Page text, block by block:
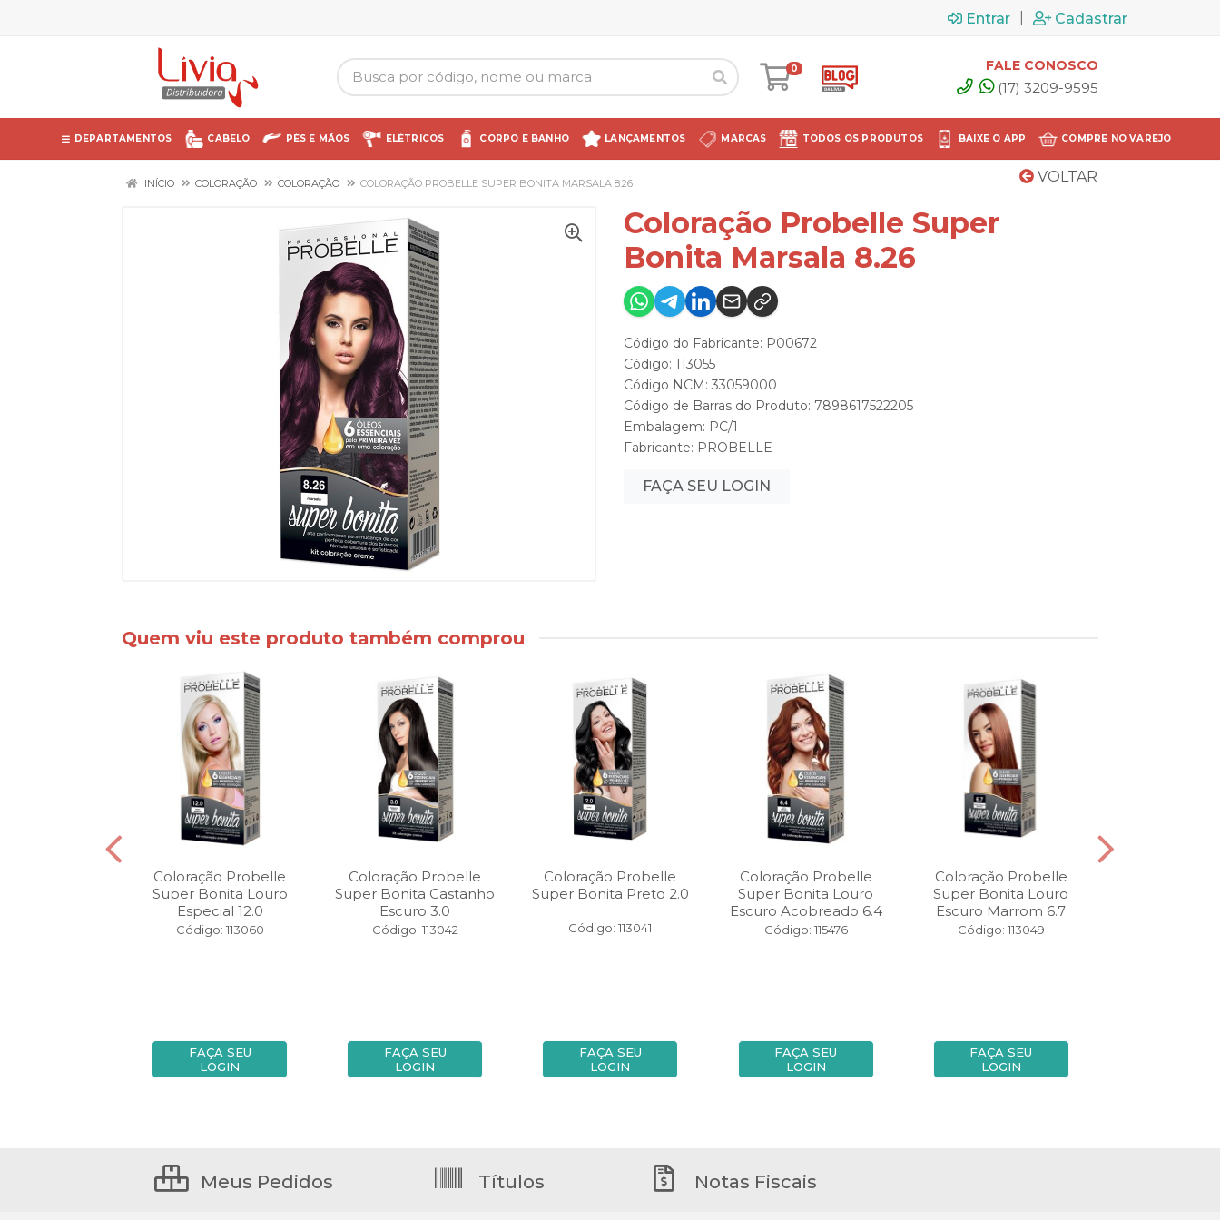
Entrar Cadastrar
0 FALE CONOSCO
(17) 3209-9595
DEPARTAMENTOS CABELO PÉS E MÃOS ELÉTRICOS CORPO E BANHO LANÇAMENTOS MARCAS TODOS OS PRODUTOS BAIXE O APP COMPRE NO VAREJO
VOLTAR
INÍCIO COLORAÇÃO COLORAÇÃO COLORAÇÃO PROBELLE SUPER BONITA MARSALA 8.26
Coloração Probelle Super
Bonita Marsala 8.26
Código do Fabricante: P00672
Código: 113055
Código NCM: 33059000
Código de Barras do Produto: 7898617522205
Embalagem: PC/1
Fabricante: PROBELLE
FAÇA SEU LOGIN
Quem viu este produto também comprou
Coloração Probelle
Super Bonita Louro
Especial 12.0
Código: 113060
FAÇA SEU
LOGIN
Coloração Probelle
Super Bonita Castanho
Escuro 3.0
Código: 113042
FAÇA SEU
LOGIN
Coloração Probelle
Super Bonita Preto 2.0
Código: 113041
FAÇA SEU
LOGIN
Coloração Probelle
Super Bonita Louro
Escuro Acobreado 6.4
Código: 115476
FAÇA SEU
LOGIN
Coloração Probelle
Super Bonita Louro
Escuro Marrom 6.7
Código: 113049
FAÇA SEU
LOGIN
Meus Pedidos Títulos Notas Fiscais